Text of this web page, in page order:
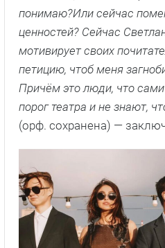
понимаю?Или сейчас
ценностей? Сейчас
мотивирует своих
петицию, чтоб меня
Причём это люди, что
порог театра и не знают,
(орф. сохранена) —